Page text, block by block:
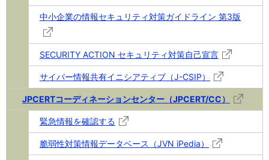
中小企業の情報セキュリティ対策ガイドライン 第3版
SECURITY ACTION セキュリティ対策自己宣言
サイバー情報共有イニシアティブ（J-CSIP）
JPCERTコーディネーションセンター（JPCERT/CC）
緊急情報を確認する
脆弱性対策情報データベース（JVN iPedia）